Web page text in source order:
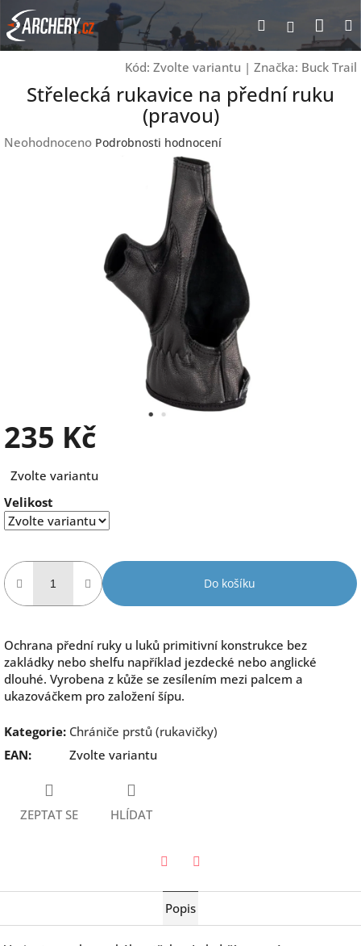
Přejít
na
obsah
Hledat
Kód: Zvolte variantu | Značka: Buck Trail
Střelecká rukavice na přední ruku
(pravou)
Průměrné
Neohodnoceno Podrobnosti hodnocení
235 Kč
cena:
Zvolte variantu
Velikost
Do košíku
Ochrana přední ruky u luků primitivní konstrukce bez
zakládky nebo shelfu například jezdecké nebo anglické
dlouhé. Vyrobena z kůže se zesílením mezi palcem a
ukazováčkem pro založení šípu.
Kategorie: Chrániče prstů (rukavičky)
EAN: Zvolte variantu
ZEPTAT SE HLÍDAT
Popis